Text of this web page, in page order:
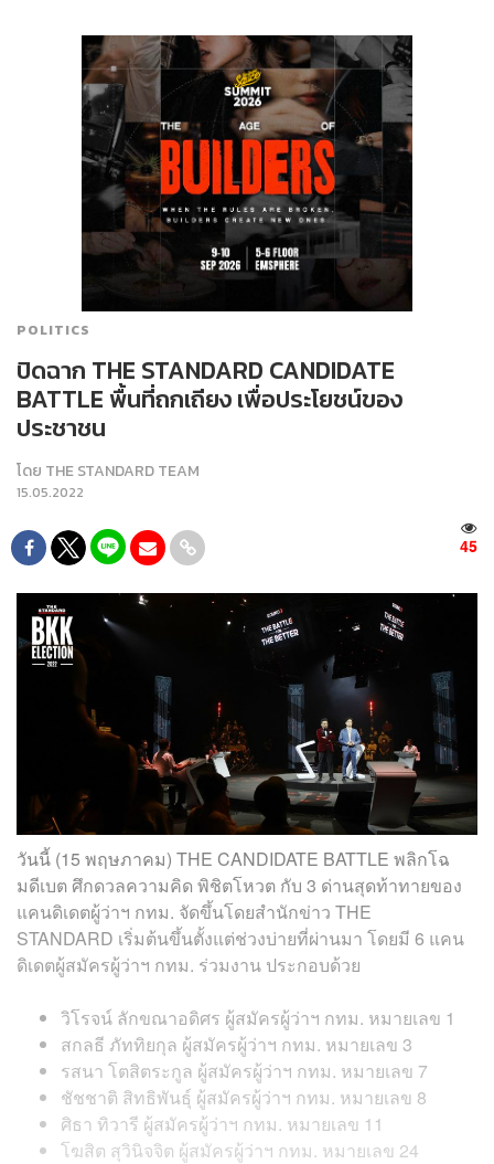
POLITICS
ปิดฉาก THE STANDARD CANDIDATE
BATTLE พื้นที่ถกเถียง เพื่อประโยชน์ของ
ประชาชน
โดย THE STANDARD TEAM
15.05.2022
45
วันนี้ (15 พฤษภาคม) THE CANDIDATE BATTLE พลิกโฉ
มดีเบต ศึกดวลความคิด พิชิตโหวต กับ 3 ด่านสุดท้าทายของ
แคนดิเดตผู้ว่าฯ กทม. จัดขึ้นโดยสำนักข่าว THE
STANDARD เริ่มต้นขึ้นตั้งแต่ช่วงบ่ายที่ผ่านมา โดยมี 6 แคน
ดิเดตผู้สมัครผู้ว่าฯ​ กทม. ร่วมงาน ประกอบด้วย
วิโรจน์ ลักขณาอดิศร ผู้สมัครผู้ว่าฯ กทม. หมายเลข 1
สกลธี ภัททิยกุล ผู้สมัครผู้ว่าฯ กทม. หมายเลข 3
รสนา โตสิตระกูล ผู้สมัครผู้ว่าฯ กทม. หมายเลข 7
ชัชชาติ สิทธิพันธุ์ ผู้สมัครผู้ว่าฯ กทม. หมายเลข 8
ศิธา ทิวารี ผู้สมัครผู้ว่าฯ กทม. หมายเลข 11
โฆสิต สุวินิจจิต ผู้สมัครผู้ว่าฯ กทม. หมายเลข 24